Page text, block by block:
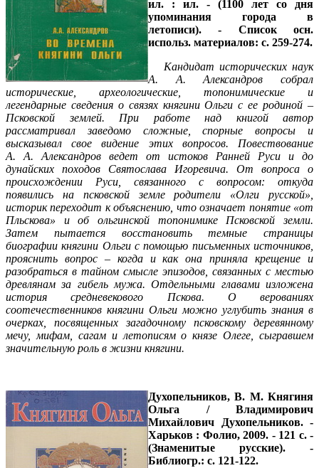
ил. : ил. - (1100 лет со дня
упоминания города в
летописи). - Список осн.
использ. материалов: с. 259-274.
Кандидат исторических наук
А. А. Александров собрал
исторические, археологические, топонимические и
легендарные сведения о связях княгини Ольги с ее родиной –
Псковской землей. При работе над книгой автор
рассматривал заведомо сложные, спорные вопросы и
высказывал свое видение этих вопросов. Повествование
А. А. Александров ведет от истоков Ранней Руси и до
дунайских походов Святослава Игоревича. От вопроса о
происхождении Руси, связанного с вопросом: откуда
появились на псковской земле родители «Олги русской»,
историк переходит к объяснению, что означает понятие «от
Пльскова» и об ольгинской топонимике Псковской земли.
Затем пытается восстановить темные страницы
биографии княгини Ольги с помощью письменных источников,
прояснить вопрос – когда и как она приняла крещение и
разобраться в тайном смысле эпизодов, связанных с местью
древлянам за гибель мужа. Отдельными главами изложена
история средневекового Пскова. О верованиях
соотечественников княгини Ольги можно углубить знания в
очерках, посвященных загадочному псковскому деревянному
мечу, мифам, сагам и летописям о князе Олеге, сыгравшем
значительную роль в жизни княгини.
Духопельников, В. М. Княгиня
Ольга / Владимирович
Михайлович Духопельников. -
Харьков : Фолио, 2009. - 121 с. -
(Знаменитые русские). -
Библиогр.: с. 121-122.